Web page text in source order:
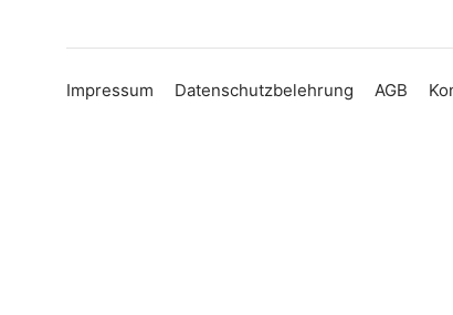
Impressum Datenschutzbelehrung AGB